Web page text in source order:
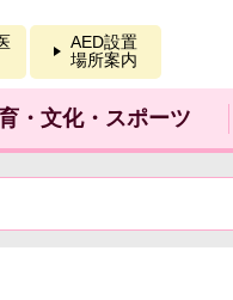
AED設置
場所案内
・文化・スポーツ